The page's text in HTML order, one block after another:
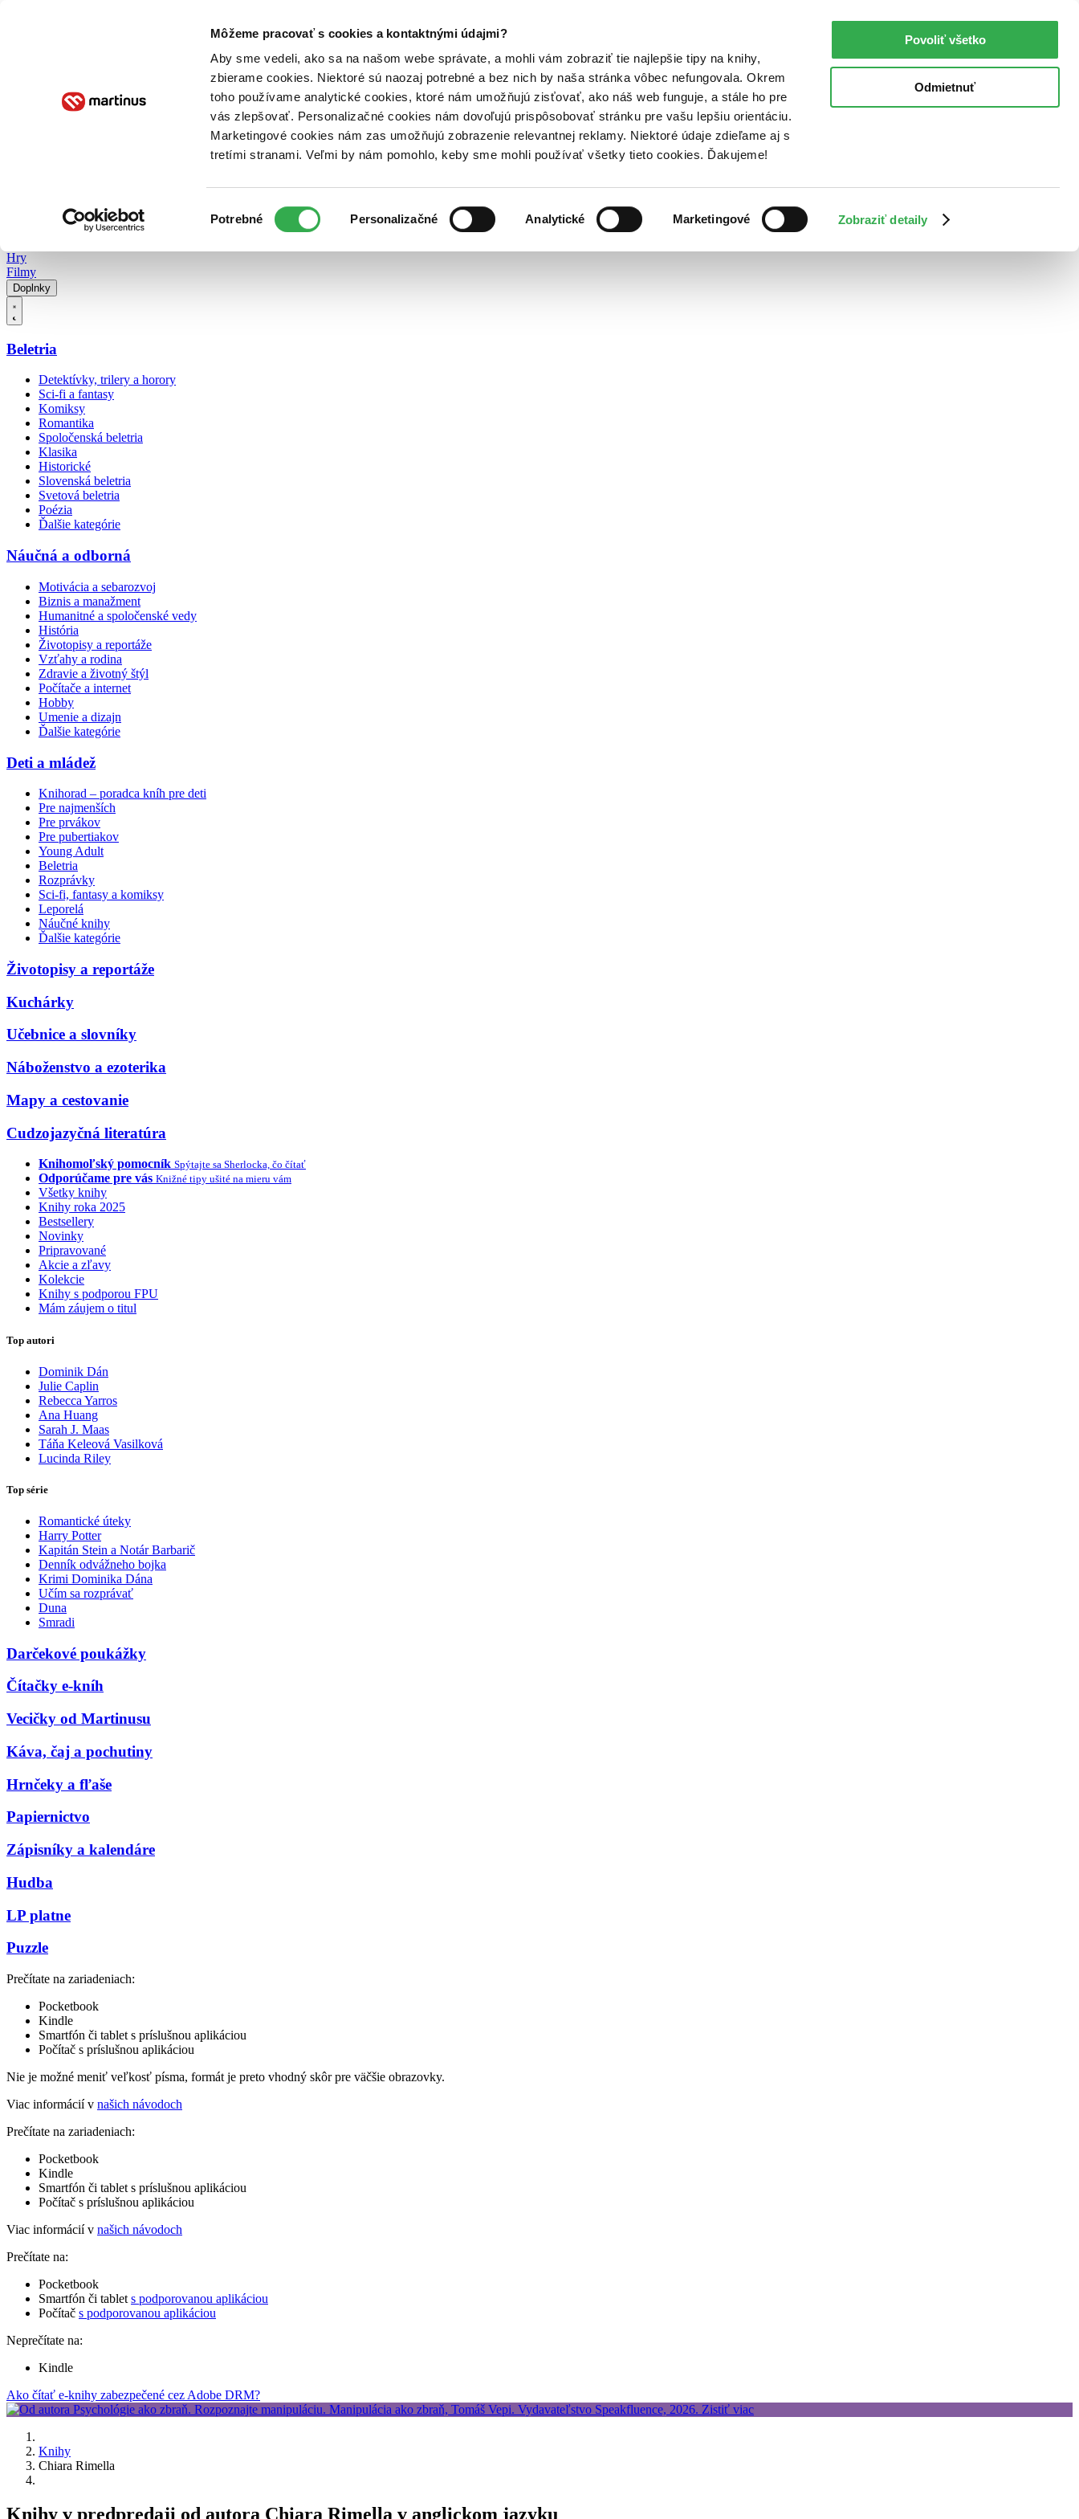
Môžeme pracovať s cookies a kontaktnými údajmi?
Aby sme vedeli, ako sa na našom webe správate, a mohli vám zobraziť tie najlepšie tipy na knihy,
zbierame cookies. Niektoré sú naozaj potrebné a bez nich by naša stránka vôbec nefungovala. Okrem
toho používame analytické cookies, ktoré nám umožňujú zisťovať, ako náš web funguje, a stále ho pre
vás zlepšovať. Personalizačné cookies nám dovoľujú prispôsobovať stránku pre vašu lepšiu orientáciu.
Marketingové cookies nám zas umožňujú zobrazenie relevantnej reklamy. Niektoré údaje zdieľame aj s
tretími stranami. Veľmi by nám pomohlo, keby sme mohli používať všetky tieto cookies. Ďakujeme!
súhlasu
Potrebné Personalizačné Analytické Marketingové Zobraziť detaily
Povoliť všetko
Odmietnuť
Poukážky Kontakt
Hry
Filmy
Doplnky
Beletria
Detektívky, trilery a horory
Sci-fi a fantasy
Komiksy
Romantika
Spoločenská beletria
Klasika
Historické
Slovenská beletria
Svetová beletria
Poézia
Ďalšie kategórie
Náučná a odborná
Motivácia a sebarozvoj
Biznis a manažment
Humanitné a spoločenské vedy
História
Životopisy a reportáže
Vzťahy a rodina
Zdravie a životný štýl
Počítače a internet
Hobby
Umenie a dizajn
Ďalšie kategórie
Deti a mládež
Knihorad – poradca kníh pre deti
Pre najmenších
Pre prvákov
Pre pubertiakov
Young Adult
Beletria
Rozprávky
Sci-fi, fantasy a komiksy
Leporelá
Náučné knihy
Ďalšie kategórie
Životopisy a reportáže
Kuchárky
Učebnice a slovníky
Náboženstvo a ezoterika
Mapy a cestovanie
Cudzojazyčná literatúra
Knihomoľský pomocník Spýtajte sa Sherlocka, čo čítať
Odporúčame pre vás Knižné tipy ušité na mieru vám
Všetky knihy
Knihy roka 2025
Bestsellery
Novinky
Pripravované
Akcie a zľavy
Kolekcie
Knihy s podporou FPU
Mám záujem o titul
Top autori
Dominik Dán
Julie Caplin
Rebecca Yarros
Ana Huang
Sarah J. Maas
Táňa Keleová Vasilková
Lucinda Riley
Top série
Romantické úteky
Harry Potter
Kapitán Stein a Notár Barbarič
Denník odvážneho bojka
Krimi Dominika Dána
Učím sa rozprávať
Duna
Smradi
Darčekové poukážky
Čítačky e-kníh
Vecičky od Martinusu
Káva, čaj a pochutiny
Hrnčeky a fľaše
Papiernictvo
Zápisníky a kalendáre
Hudba
LP platne
Puzzle
Prečítate na zariadeniach:
Pocketbook
Kindle
Smartfón či tablet s príslušnou aplikáciou
Počítač s príslušnou aplikáciou
Nie je možné meniť veľkosť písma, formát je preto vhodný skôr pre väčšie obrazovky.
Viac informácií v našich návodoch
Prečítate na zariadeniach:
Pocketbook
Kindle
Smartfón či tablet s príslušnou aplikáciou
Počítač s príslušnou aplikáciou
Viac informácií v našich návodoch
Prečítate na:
Pocketbook
Smartfón či tablet s podporovanou aplikáciou
Počítač s podporovanou aplikáciou
Neprečítate na:
Kindle
Ako čítať e-knihy zabezpečené cez Adobe DRM?
Knihy
Chiara Rimella
Knihy v predpredaji od autora Chiara Rimella v anglickom jazyku